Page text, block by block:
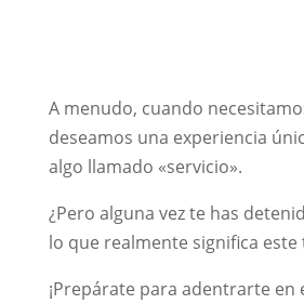
A menudo, cuando
deseamos una experiencia
algo llamado «servicio».
¿Pero alguna vez te has
lo que realmente significa
¡Prepárate para adentrarte en